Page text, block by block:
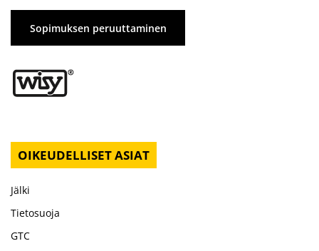
Sopimuksen peruuttaminen
OIKEUDELLISET ASIAT
Jälki
Tietosuoja
GTC